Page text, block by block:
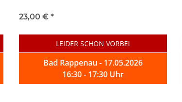
23,00 € *
LEIDER SCHON VORBEI
Bad Rappenau - 17.05.2026
16:30 - 17:30 Uhr